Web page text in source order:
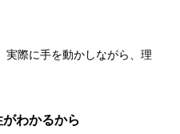
実際に手を動かしながら、理
わかるから